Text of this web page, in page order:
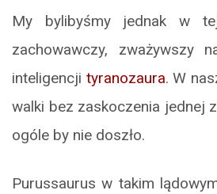
My bylibyśmy jednak w
zachowawczy, zważywszy
inteligencji tyranozaura. W
walki bez zaskoczenia jednej
ogóle by nie doszło.
Purussaurus w takim